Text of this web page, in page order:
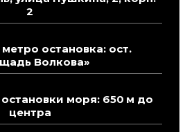
2
остановка: ост.
Волкова»
моря: 650 м до
центра